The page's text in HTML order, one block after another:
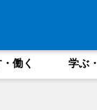
働く 学ぶ